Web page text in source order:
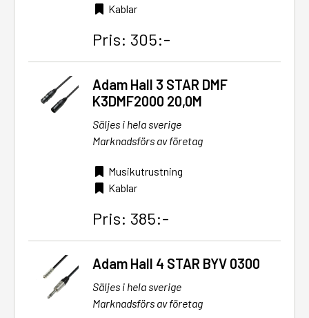
Kablar
Pris: 305:-
Adam Hall 3 STAR DMF
K3DMF2000 20,0M
Säljes i hela sverige
Marknadsförs av företag
Musikutrustning
Kablar
Pris: 385:-
Adam Hall 4 STAR BYV 0300
Säljes i hela sverige
Marknadsförs av företag